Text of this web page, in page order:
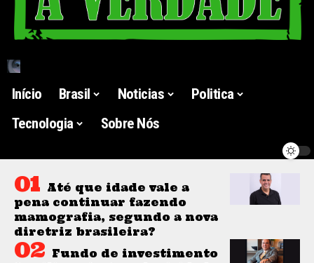
Início Brasil Noticias
Politica
Tecnologia
Sobre Nós
Até que idade vale a
pena continuar fazendo
mamografia, segundo a nova
diretriz brasileira?
Fundo de investimento